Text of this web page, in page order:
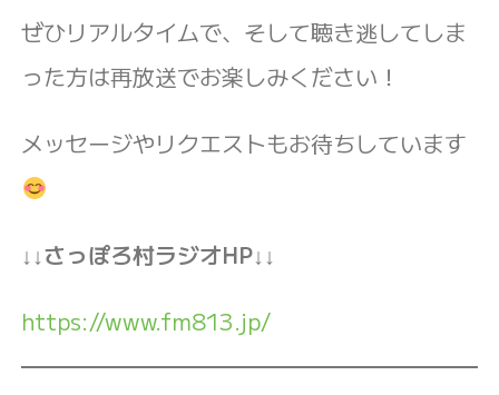
ぜひリアルタイムで、そして聴き逃してしま
った方は再放送でお楽しみください！
メッセージやリクエストもお待ちしています
↓↓さっぽろ村ラジオHP↓↓
https://www.fm813.jp/